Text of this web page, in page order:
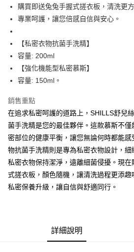
ATM付款
每筆NT$85，滿NT$499(含以上)免運費
付款後全家取貨
7-11取貨付款
每筆NT$85，滿NT$499(含以上)免運費
每筆NT$85，滿NT$499(含以上)免運費
宅配
每筆NT$85，滿NT$499(含以上)免運費
購買即送兔兔手握式搓衣板，清洗更方
專業呵護，讓您倍感自信與安心。
【私密衣物抗菌手洗精】
容量: 200ml
【強化機能型私密慕斯】
容量: 150ml。
銷售重點
在追求私密呵護的道路上，SHILLS舒兒
菌手洗精是您的最佳夥伴。這款慕斯不
密部位的健康平衡，讓您無論何時都能
物抗菌手洗精則是專為私密衣物設計，
私密衣物保持潔淨，遠離細菌侵擾。現
式搓衣板，顏色隨機，讓清洗過程更添
私密保養升級，讓自信與舒適同行。
詳細說明